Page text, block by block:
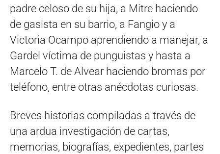
padre celoso de su hija, a Mitre haciendo
de gasista en su barrio, a Fangio y a
Victoria Ocampo aprendiendo a manejar, a
Gardel víctima de punguistas y hasta a
Marcelo T. de Alvear haciendo bromas por
teléfono, entre otras anécdotas curiosas.
Breves historias compiladas a través de
una ardua investigación de cartas,
memorias, biografías, expedientes, partes